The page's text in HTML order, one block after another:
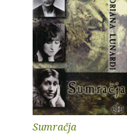
Sumračja